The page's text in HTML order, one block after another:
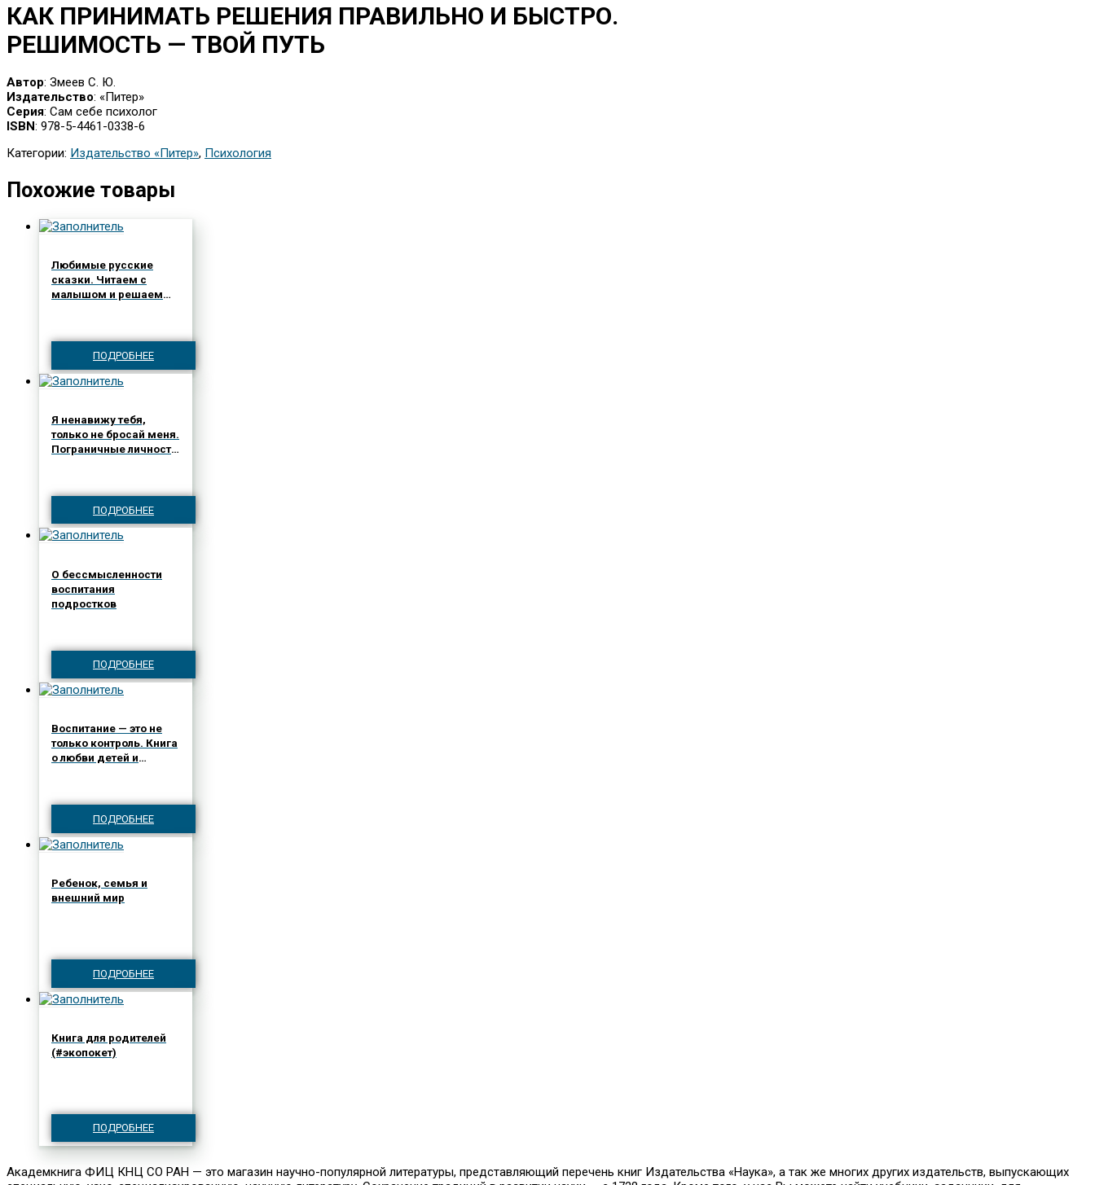
КАК ПРИНИМАТЬ РЕШЕНИЯ ПРАВИЛЬНО И БЫСТРО.
РЕШИМОСТЬ — ТВОЙ ПУТЬ
Автор: Змеев С. Ю.
Издательство: «Питер»
Серия: Сам себе психолог
ISBN: 978-5-4461-0338-6
Категории: Издательство «Питер», Психология
Похожие товары
Любимые русские
сказки. Читаем с
малышом и решаем
ПОДРОБНЕЕ
Я ненавижу тебя,
только не бросай меня.
Пограничные личности
ПОДРОБНЕЕ
О бессмысленности
воспитания
подростков
ПОДРОБНЕЕ
Воспитание — это не
только контроль. Книга
о любви детей и
ПОДРОБНЕЕ
Ребенок, семья и
внешний мир
ПОДРОБНЕЕ
Книга для родителей
(#экопокет)
ПОДРОБНЕЕ
Академкнига ФИЦ КНЦ СО РАН — это магазин научно-популярной литературы, представляющий перечень книг Издательства «Наука», а так же многих других издательств, выпускающих